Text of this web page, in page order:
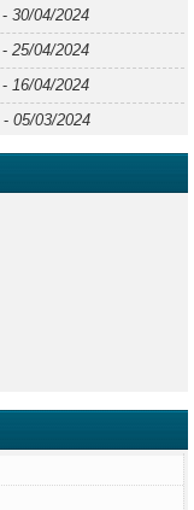
- 30/04/2024
- 25/04/2024
- 16/04/2024
- 05/03/2024